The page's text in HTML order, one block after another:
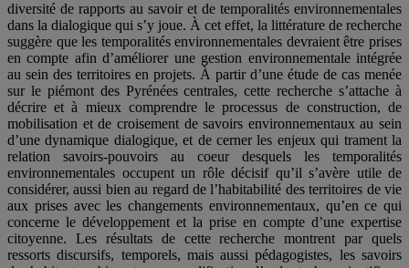
diversité de rapports au savoir et de temporalités environnementales
dans la dialogique qui s’y joue. À cet effet, la littérature de recherche
suggère que les temporalités environnementales devraient être prises
en compte afin d’améliorer une gestion environnementale intégrée
au sein des territoires en projets. À partir d’une étude de cas menée
sur le piémont des Pyrénées centrales, cette recherche s’attache à
décrire et à mieux comprendre le processus de construction, de
mobilisation et de croisement de savoirs environnementaux au sein
d’une dynamique dialogique, et de cerner les enjeux qui trament la
relation savoirs-pouvoirs au coeur desquels les temporalités
environnementales occupent un rôle décisif qu’il s’avère utile de
considérer, aussi bien au regard de l’habitabilité des territoires de vie
aux prises avec les changements environnementaux, qu’en ce qui
concerne le développement et la prise en compte d’une expertise
citoyenne. Les résultats de cette recherche montrent par quels
ressorts discursifs, temporels, mais aussi pédagogistes, les savoirs